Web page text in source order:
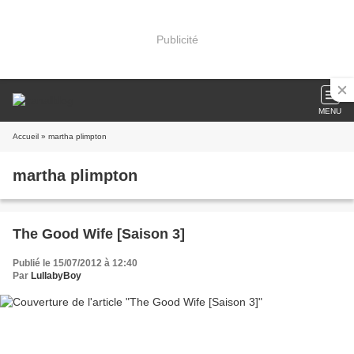
Publicité
MENU
Accueil » martha plimpton
martha plimpton
The Good Wife [Saison 3]
Publié le 15/07/2012 à 12:40
Par LullabyBoy